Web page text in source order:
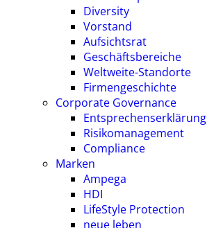
Diversity
Vorstand
Aufsichtsrat
Geschäftsbereiche
Weltweite-Standorte
Firmengeschichte
Corporate Governance
Entsprechenserklärung
Risikomanagement
Compliance
Marken
Ampega
HDI
LifeStyle Protection
neue leben